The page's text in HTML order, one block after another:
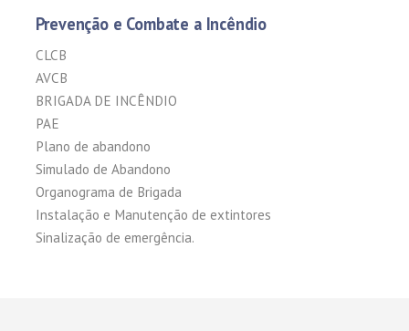
Prevenção e Combate a Incêndio
CLCB
AVCB
BRIGADA DE INCÊNDIO
PAE
Plano de abandono
Simulado de Abandono
Organograma de Brigada
Instalação e Manutenção de extintores
Sinalização de emergência.